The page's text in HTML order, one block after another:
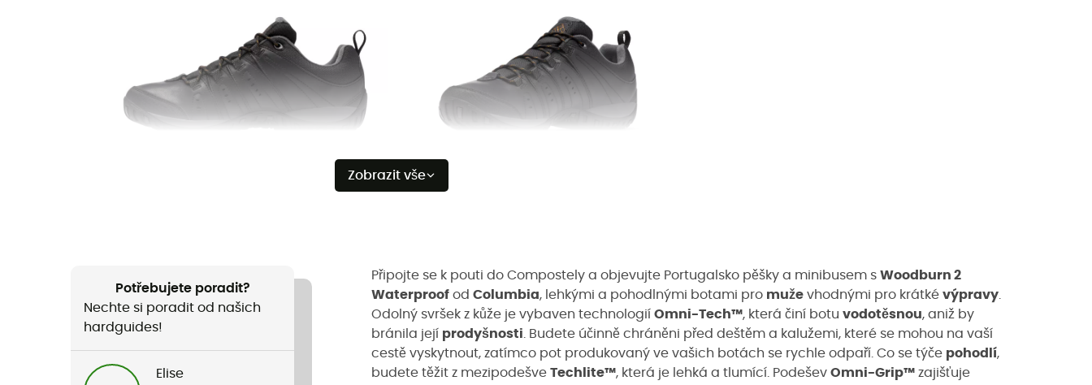
Zobrazit vše
Potřebujete poradit?
Nechte si poradit od našich
hardguides!
Elise
Připojte se k pouti do Compostely a objevujte Portugalsko pěšky a minibusem s Woodburn 2
Waterproof od Columbia, lehkými a pohodlnými botami pro muže vhodnými pro krátké výpravy
Odolný svršek z kůže je vybaven technologií Omni-Tech™, která činí botu vodotěsnou, aniž by
bránila její prodyšnosti . Budete účinně chráněni před deštěm a kalužemi, které se mohou na vaší
cestě vyskytnout, zatímco pot produkovaný ve vašich botách se rychle odpaří. Co se týče pohodlí,
budete těžit z mezipodešve Techlite™, která je lehká a tlumící. Podešev Omni-Grip™ zajišťuje